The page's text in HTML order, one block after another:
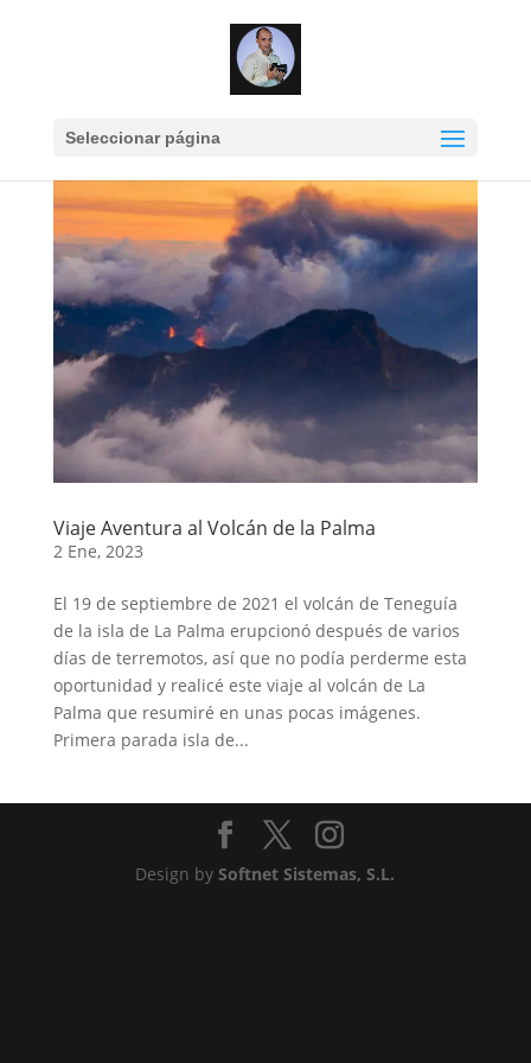
Seleccionar página
Viaje Aventura al Volcán de la Palma
2 Ene, 2023
El 19 de septiembre de 2021 el volcán de Teneguía
de la isla de La Palma erupcionó después de varios
días de terremotos, así que no podía perderme esta
oportunidad y realicé este viaje al volcán de La
Palma que resumiré en unas pocas imágenes.
Primera parada isla de...
Design bySoftnet Sistemas, S.L.